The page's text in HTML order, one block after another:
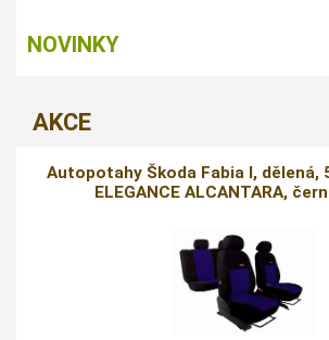
NOVINKY
AKCE
Autopotahy Škoda Fabia I, dělená,
ELEGANCE ALCANTARA,